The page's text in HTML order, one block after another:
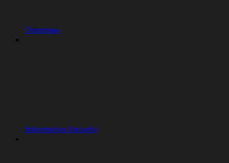
Overview
Information Security